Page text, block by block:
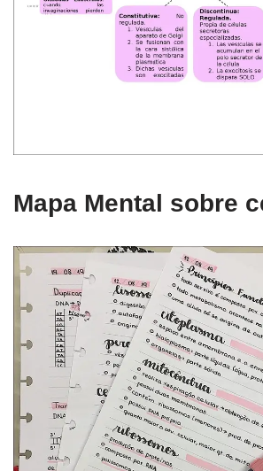
Mapa Mental sobre